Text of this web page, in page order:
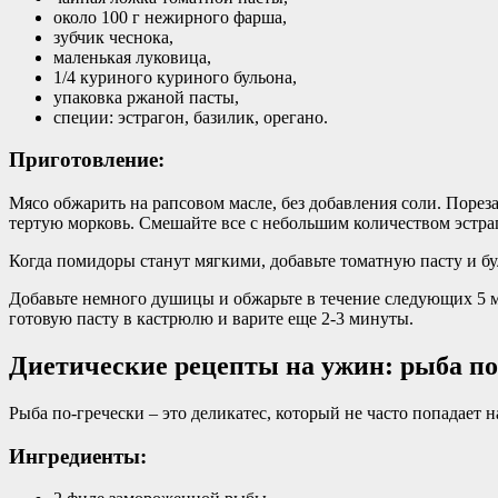
около 100 г нежирного фарша,
зубчик чеснока,
маленькая луковица,
1/4 куриного куриного бульона,
упаковка ржаной пасты,
специи: эстрагон, базилик, орегано.
Приготовление:
Мясо обжарить на рапсовом масле, без добавления соли.
тертую морковь. Смешайте все с небольшим количеством
Когда помидоры станут мягкими, добавьте томатную пасту и
Добавьте немного душицы и обжарьте в течение следующих
готовую пасту в кастрюлю и варите еще 2-3 минуты.
Диетические рецепты на ужин: рыба
Рыба по-гречески – это деликатес, который не часто
Ингредиенты: